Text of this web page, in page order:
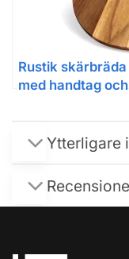
Rustik
med handtag och
Ytterligare